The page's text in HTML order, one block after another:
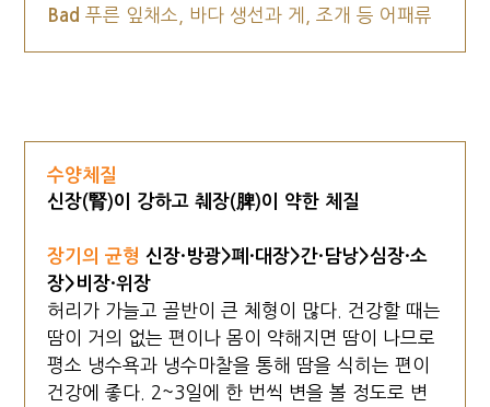
Bad푸른 잎채소, 바다 생선과 게, 조개 등 어패류
수양체질
신장(腎)이 강하고 췌장(脾)이 약한 체질
장기의 균형신장·방광>폐·대장>간·담낭>심장·소
장>비장·위장
허리가 가늘고 골반이 큰 체형이 많다. 건강할 때는
땀이 거의 없는 편이나 몸이 약해지면 땀이 나므로
평소 냉수욕과 냉수마찰을 통해 땀을 식히는 편이
건강에 좋다. 2~3일에 한 번씩 변을 볼 정도로 변